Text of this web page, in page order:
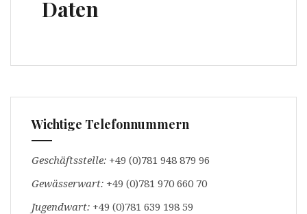
Daten
Wichtige Telefonnummern
Geschäftsstelle: +49 (0)781 948 879 96
Gewässerwart: +49 (0)781 970 660 70
Jugendwart: +49 (0)781 639 198 59